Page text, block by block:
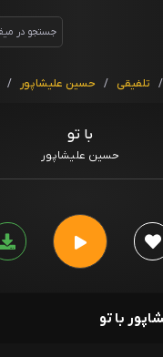
/ تلفیقی / حسین علیشاپور /
با تو
حسین علیشاپور
با تو